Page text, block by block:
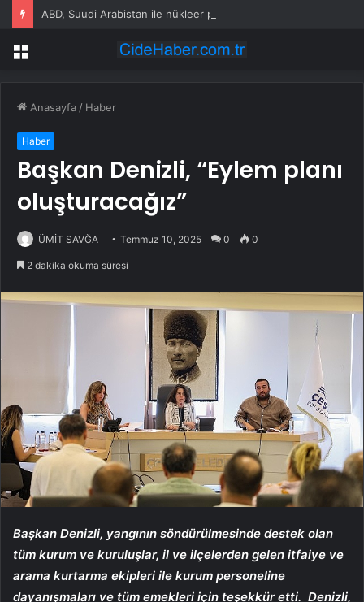
Menü
Anasayfa / Haber
Haber
Başkan Denizli, “Eylem planı
oluşturacağız”
ÜMİT SAVĞA Temmuz 10, 2025 0 0
2 dakika okuma süresi
Başkan Denizli, yangının söndürülmesinde destek olan
tüm kurum ve kuruluşlar, il ve ilçelerden gelen itfaiye ve
arama kurtarma ekipleri ile kurum personeline
dayanışmaları ve tüm emekleri için teşekkür etti. Denizli,